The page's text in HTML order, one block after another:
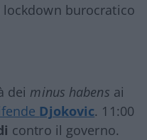
burocratico
dei minus habens ai
Djokovic. 11:00
contro il governo.